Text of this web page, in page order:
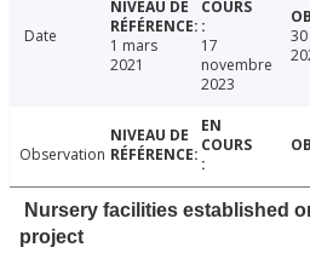
Date
1 mars
2021
17
novembre
2023
Observation
Nursery facilities established
project